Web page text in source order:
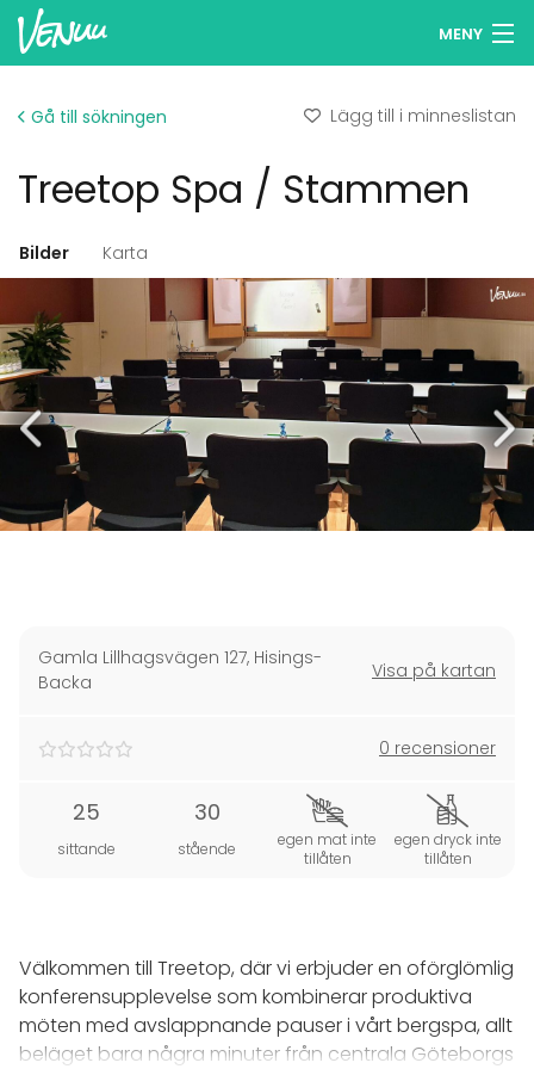
MENY
Logga in
Lägg till din lokal
Gå till sökningen Lägg till i minneslistan
Treetop Spa / Stammen
Bilder Karta
Gamla Lillhagsvägen 127, Hisings-
Backa
Visa på kartan
0 recensioner
25
sittande
30
stående
egen mat inte
tillåten
egen dryck inte
tillåten
Välkommen till Treetop, där vi erbjuder en oförglömlig
konferensupplevelse som kombinerar produktiva
möten med avslappnande pauser i vårt bergspa, allt
beläget bara några minuter från centrala Göteborgs